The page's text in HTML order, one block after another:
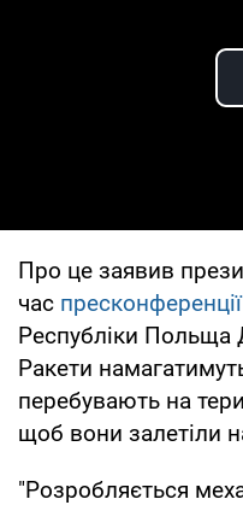
Про це заявив
час пресконференції
Республіки
Ракети
перебувають на
щоб вони залетіли
"Розробляється